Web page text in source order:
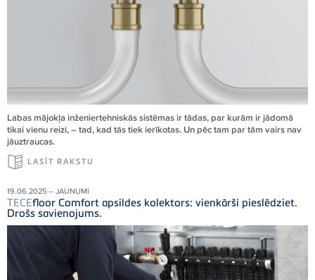
Labas mājokļa inženiertehniskās sistēmas ir tādas, par kurām ir jādomā
tikai vienu reizi, – tad, kad tās tiek ierīkotas. Un pēc tam par tām vairs nav
jāuztraucas.
LASĪT RAKSTU
19.06.2025 – JAUNUMI
TECEfloor Comfort apsildes kolektors: vienkārši pieslēdziet.
Drošs savienojums.